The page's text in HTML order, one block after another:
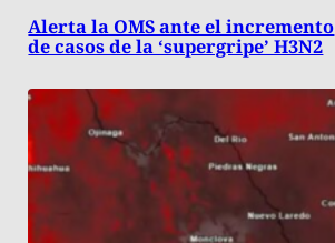
Alerta la OMS ante el incremento
de casos de la ‘supergripe’ H3N2